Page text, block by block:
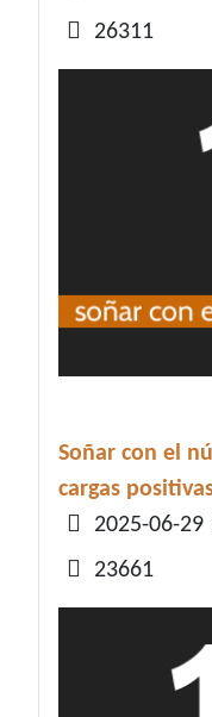
26311
Soñar con el
cargas
Detalles
2025-06-29
23661